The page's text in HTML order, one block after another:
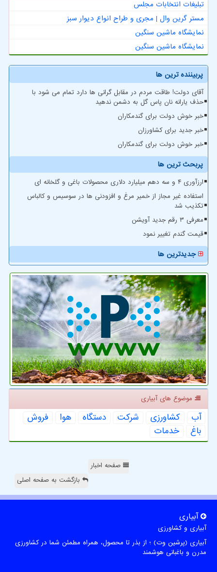
تبلیغات انتخابات مجلس
مستر گرین وال | مجری و طراح انواع دیوار سبز
نمایشگاه ماشین سنگین
نمایشگاه ماشین سنگین
پربیننده ترین ها
آقای دولت! طاقت مردم در مقابل گرانی ها دارد تمام می شود با
حذف یارانه نان پاس گل به دشمن ندهید
خبر خوش دولت برای گندمکاران
خبر جدید برای کشاورزان
خبر خوش دولت برای گندمکاران
پربحث ترین ها
ارزآوری ۴ و سه دهم میلیارد دلاری محصولات باغی و گلخانه ای
استفاده غیر مجاز از خمیر مرغ و افزودنی ها در سوسیس و کالباس
تکذیب شد
معرفی ۳ رقم جدید آویشن
قیمت گندم تغییر نمود
جدیدترین ها
موضوع های آبیاری
آب كشاورزی شركت دستگاه هوا
فروش
باغ
خدمات
صفحه اخبار
بازگشت به صفحه اصلی
آبیاری
آبیاری و کشاورزی
آبیاری (پرشین وت) ؛ از بذر تا محصول، همراه مطمئن شما در کشاورزی
مدرن و باغبانی هوشمند